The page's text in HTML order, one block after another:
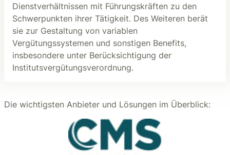
Dienstverhältnissen mit Führungskräften zu den
Schwerpunkten ihrer Tätigkeit. Des Weiteren berät
sie zur Gestaltung von variablen
Vergütungssystemen und sonstigen Benefits,
insbesondere unter Berücksichtigung der
Institutsvergütungsverordnung.
Die wichtigsten Anbieter und Lösungen im Überblick: